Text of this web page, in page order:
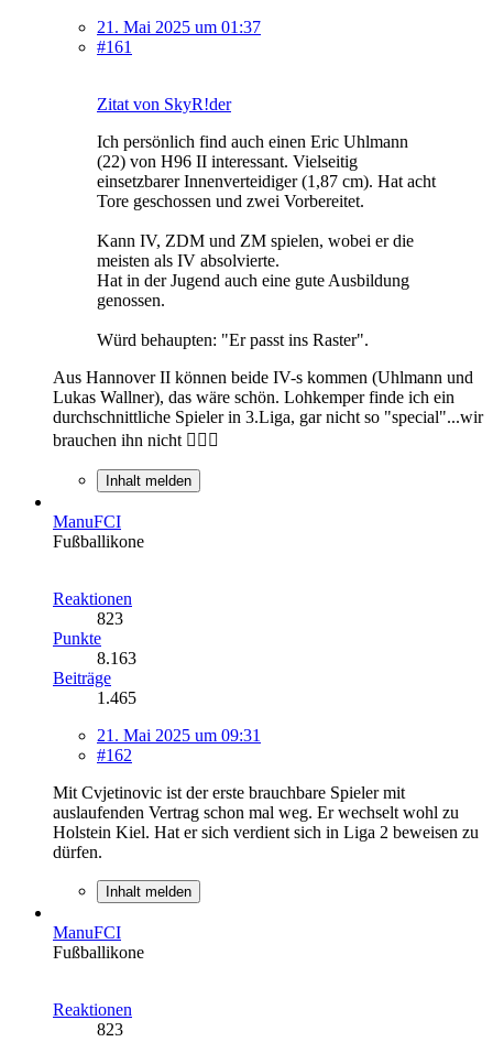
21. Mai 2025 um 01:37
#161
Zitat von SkyR!der
Ich persönlich find auch einen Eric Uhlmann
(22) von H96 II interessant. Vielseitig
einsetzbarer Innenverteidiger (1,87 cm). Hat acht
Tore geschossen und zwei Vorbereitet.
Kann IV, ZDM und ZM spielen, wobei er die
meisten als IV absolvierte.
Hat in der Jugend auch eine gute Ausbildung
genossen.
Würd behaupten: "Er passt ins Raster".
Aus Hannover II können beide IV-s kommen (Uhlmann und
Lukas Wallner), das wäre schön. Lohkemper finde ich ein
durchschnittliche Spieler in 3.Liga, gar nicht so "special"...wir
brauchen ihn nicht 🤷🏿‍♂️
Inhalt melden
ManuFCI
Fußballikone
Reaktionen
823
Punkte
8.163
Beiträge
1.465
21. Mai 2025 um 09:31
#162
Mit Cvjetinovic ist der erste brauchbare Spieler mit
auslaufenden Vertrag schon mal weg. Er wechselt wohl zu
Holstein Kiel. Hat er sich verdient sich in Liga 2 beweisen zu
dürfen.
Inhalt melden
ManuFCI
Fußballikone
Reaktionen
823